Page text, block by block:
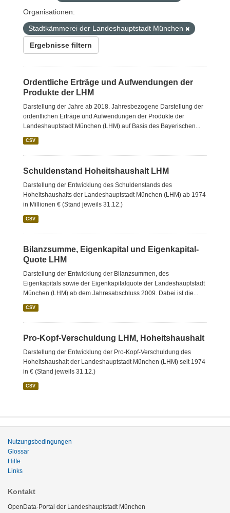
Organisationen:
Stadtkämmerei der Landeshauptstadt München
Ergebnisse filtern
Ordentliche Erträge und Aufwendungen der
Produkte der LHM
Darstellung der Jahre ab 2018. Jahresbezogene Darstellung der
ordentlichen Erträge und Aufwendungen der Produkte der
Landeshauptstadt München (LHM) auf Basis des Bayerischen...
CSV
Schuldenstand Hoheitshaushalt LHM
Darstellung der Entwicklung des Schuldenstands des
Hoheitshaushalts der Landeshauptstadt München (LHM) ab 1974
in Millionen € (Stand jeweils 31.12.)
CSV
Bilanzsumme, Eigenkapital und Eigenkapital-
Quote LHM
Darstellung der Entwicklung der Bilanzsummen, des
Eigenkapitals sowie der Eigenkapitalquote der Landeshauptstadt
München (LHM) ab dem Jahresabschluss 2009. Dabei ist die...
CSV
Pro-Kopf-Verschuldung LHM, Hoheitshaushalt
Darstellung der Entwicklung der Pro-Kopf-Verschuldung des
Hoheitshaushalt der Landeshauptstadt München (LHM) seit 1974
in € (Stand jeweils 31.12.)
CSV
Nutzungsbedingungen
Glossar
Hilfe
Links
Kontakt
OpenData-Portal der Landeshauptstadt München